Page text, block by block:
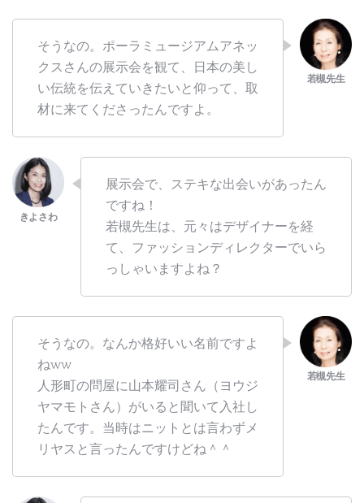
そうなの。ポーラミュージアムアネッ
クスさんの展示会を観て、日本の美し
い伝統を伝えていきたいと仰って、取
材に来てくださったんですよ。
展示会で、ステキな出会いがあったん
ですね！
若槻先生は、元々はデザイナーを経
て、ファッションディレクターでいら
っしゃいますよね？
そうなの。なんか格好いい名前ですよ
ねww
人形町の問屋に山本耀司さん（ヨウジ
ヤマモトさん）がいると聞いて入社し
たんです。当時はニットとは言わずメ
リヤスと言ったんですけどね＾＾